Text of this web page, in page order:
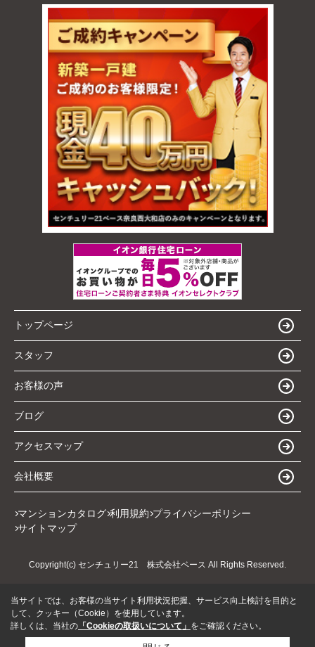
トップページ
スタッフ
お客様の声
ブログ
アクセスマップ
会社概要
マンションカタログ 利用規約 プライバシーポリシー
サイトマップ
Copyright(c) センチュリー21 株式会社ベース All Rights Reserved.
当サイトでは、お客様の当サイト利用状況把握、サービス向上検討を目的と
して、クッキー（Cookie）を使用しています。
詳しくは、当社の 「Cookieの取扱いについて」 をご確認ください。